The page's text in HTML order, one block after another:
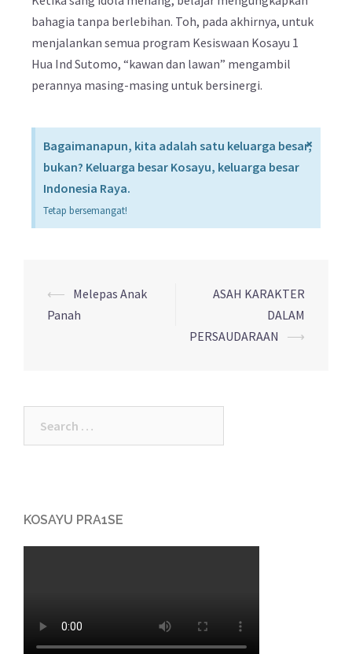
bahagia tanpa berlebihan. Toh, pada akhirnya, untuk
menjalankan semua program Kesiswaan Kosayu 1
Hua Ind Sutomo, “kawan dan lawan” mengambil
perannya masing-masing untuk bersinergi.
Bagaimanapun, kita adalah satu keluarga besar,
bukan? Keluarga besar Kosayu, keluarga besar
Indonesia Raya.
Tetap bersemangat!
×
⟵ Melepas Anak
Panah
ASAH KARAKTER
DALAM
PERSAUDARAAN
⟶
KOSAYU PRA1SE